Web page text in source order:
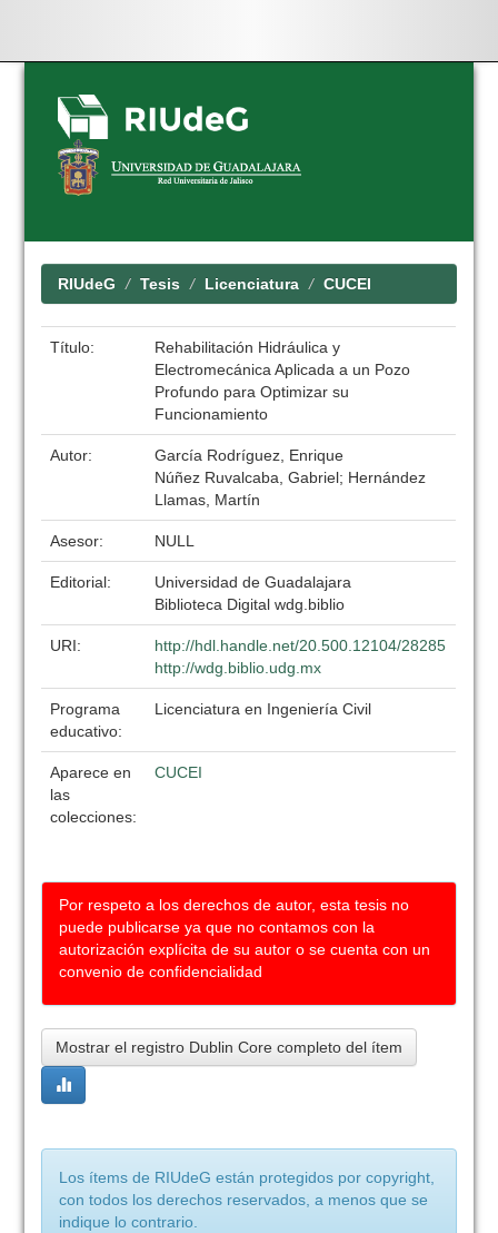
Skip
navigation
RIUdeG Tesis Licenciatura CUCEI
Título:
Rehabilitación Hidráulica y
Electromecánica Aplicada a un Pozo
Profundo para Optimizar su
Funcionamiento
Autor:
García Rodríguez, Enrique
Núñez Ruvalcaba, Gabriel; Hernández
Llamas, Martín
Asesor: NULL
Editorial:
Universidad de Guadalajara
Biblioteca Digital wdg.biblio
URI:
http://hdl.handle.net/20.500.12104/28285
http://wdg.biblio.udg.mx
Programa
educativo:
Licenciatura en Ingeniería Civil
Aparece en
las
colecciones:
CUCEI
Por respeto a los derechos de autor, esta tesis no
puede publicarse ya que no contamos con la
autorización explícita de su autor o se cuenta con un
convenio de confidencialidad
Mostrar el registro Dublin Core completo del ítem
Los ítems de RIUdeG están protegidos por copyright,
con todos los derechos reservados, a menos que se
indique lo contrario.